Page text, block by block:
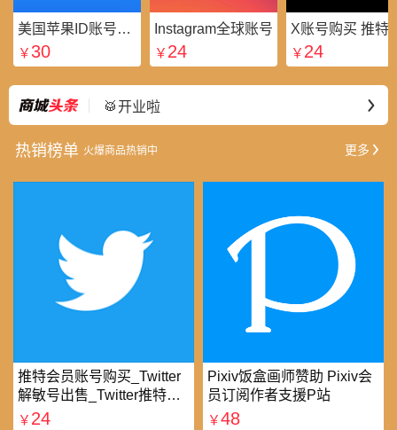
美国苹果ID账号_美区Apple ID账号_外国苹果ID账号购买批发平台
￥ 30
Instagram全球账号
￥ 24
￥ 24
最新 ⭐好礼不断
🥁开业啦
热销榜单 火爆商品热销中 更多
推特会员账号购买_Twitter
解敏号出售_Twitter推特账
号购买批发平台
￥ 24
Pixiv饭盒画师赞助 Pixiv会
员订阅作者支援P站
￥48